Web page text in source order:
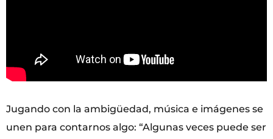
Jugando con la ambigüedad, música e imágenes se
unen para contarnos algo: “Algunas veces puede ser